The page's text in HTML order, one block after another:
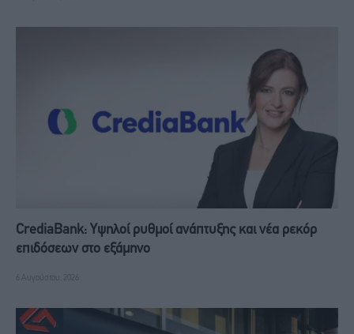
CrediaBank: Υψηλοί ρυθμοί ανάπτυξης και νέα ρεκόρ
επιδόσεων στο εξάμηνο
6 Αυγούστου, 2026